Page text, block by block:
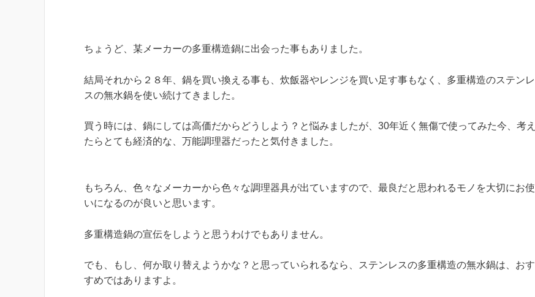
ちょうど、某メーカーの多重構造鍋に出会った事もありました。
結局それから２８年、鍋を買い換える事も、炊飯器やレンジを買い足す事もなく、多重構造のステンレ
スの無水鍋を使い続けてきました。
買う時には、鍋にしては高価だからどうしよう？と悩みましたが、30年近く無傷で使ってみた今、考え
たらとても経済的な、万能調理器だったと気付きました。
もちろん、色々なメーカーから色々な調理器具が出ていますので、最良だと思われるモノを大切にお使
いになるのが良いと思います。
多重構造鍋の宣伝をしようと思うわけでもありません。
でも、もし、何か取り替えようかな？と思っていられるなら、ステンレスの多重構造の無水鍋は、おす
すめではありますよ。